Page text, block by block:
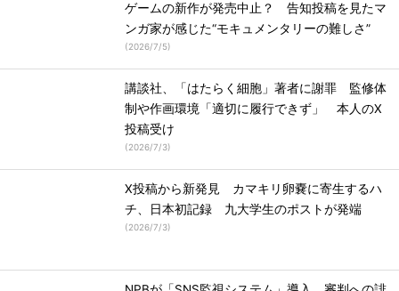
ゲームの新作が発売中止？ 告知投稿を見たマ
ンガ家が感じた“モキュメンタリーの難しさ”
(2026/7/5)
講談社、「はたらく細胞」著者に謝罪 監修体
制や作画環境「適切に履行できず」 本人のX
投稿受け
(2026/7/3)
X投稿から新発見 カマキリ卵嚢に寄生するハ
チ、日本初記録 九大学生のポストが発端
(2026/7/3)